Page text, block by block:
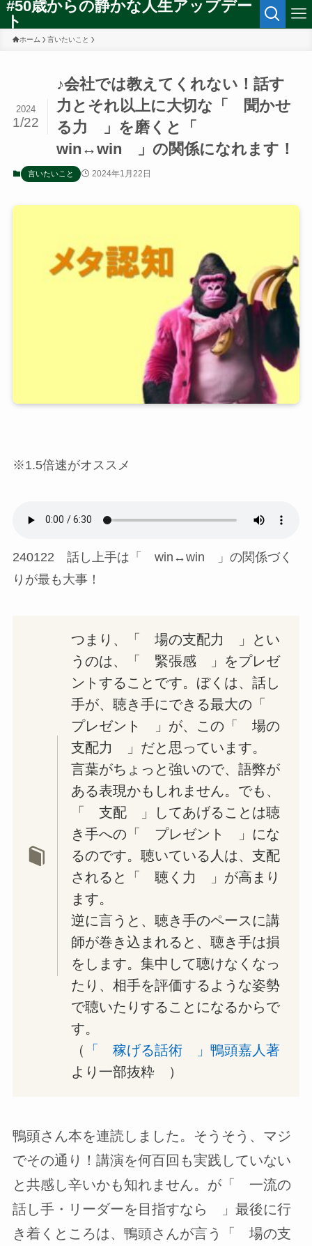
#50歳からの静かな人生アップデー
ト
ホーム 言いたいこと
♪会社では教えてくれない！話す
力とそれ以上に大切な「 聞かせ
る力 」を磨くと「
win↔win 」の関係になれます！
2024
1/22
言いたいこと 2024年1月22日
※1.5倍速がオススメ
240122 話し上手は「 win↔win 」の関係づく
りが最も大事！
つまり、「 場の支配力 」とい
うのは、「 緊張感 」をプレゼ
ントすることです。ぼくは、話し
手が、聴き手にできる最大の「
プレゼント 」が、この「 場の
支配力 」だと思っています。
言葉がちょっと強いので、語弊が
ある表現かもしれません。でも、
「 支配 」してあげることは聴
き手への「 プレゼント 」にな
るのです。聴いている人は、支配
されると「 聴く力 」が高まり
ます。
逆に言うと、聴き手のペースに講
師が巻き込まれると、聴き手は損
をします。集中して聴けなくなっ
たり、相手を評価するような姿勢
で聴いたりすることになるからで
す。
（
「 稼げる話術 」鴨頭嘉人著
より一部抜粋 ）
鴨頭さん本を連読しました。そうそう、マジ
でその通り！講演を何百回も実践していない
と共感し辛いかも知れません。が「 一流の
話し手・リーダーを目指すなら 」最後に行
き着くところは、鴨頭さんが言う「 場の支